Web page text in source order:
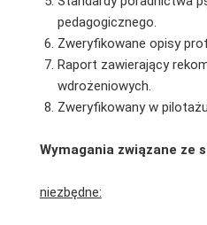
pedagogicznego.
Zweryfikowane opisy
Raport zawierający
wdrożeniowych.
Zweryfikowany w
Wymagania związane ze
niezbędne: